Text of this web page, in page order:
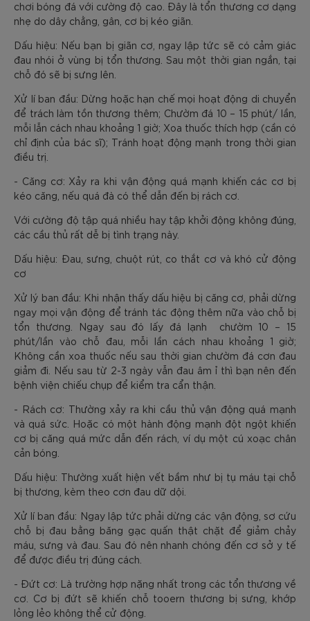
chơi bóng đá với cường độ cao. Đây là tổn thương cơ dạng
nhẹ do dây chằng, gân, cơ bị kéo giãn.
Dấu hiệu: Nếu bạn bị giãn cơ, ngay lập tức sẽ có cảm giác
đau nhói ở vùng bị tổn thương. Sau một thời gian ngắn, tại
chỗ đó sẽ bị sưng lên.
Xử lí ban đầu: Dừng hoặc hạn chế mọi hoạt động di chuyển
để trách làm tồn thương thêm; Chườm đá 10 – 15 phút/ lần,
mỗi lẫn cách nhau khoảng 1 giờ; Xoa thuốc thích hợp (cần có
chỉ định của bác sĩ); Tránh hoạt động mạnh trong thời gian
điều trị.
- Căng cơ: Xảy ra khi vận động quá mạnh khiến các cơ bị
kéo căng, nếu quá đà có thể dẫn đến bị rách cơ.
Với cường độ tập quá nhiều hay tập khởi động không đúng,
các cầu thủ rất dễ bị tình trạng này.
Dấu hiệu: Đau, sưng, chuột rút, co thắt cơ và khó cử động
cơ
Xử lý ban đầu: Khi nhận thấy dấu hiệu bị căng cơ, phải dừng
ngay mọi vận động để tránh tác động thêm nữa vào chỗ bị
tổn thương. Ngay sau đó lấy đá lạnh chườm 10 – 15
phút/lần vào chỗ đau, mỗi lần cách nhau khoảng 1 giờ;
Không cần xoa thuốc nếu sau thời gian chườm đá cơn đau
giảm đi. Nếu sau từ 2-3 ngày vẫn đau âm ỉ thì bạn nên đến
bệnh viện chiếu chụp để kiểm tra cẩn thận.
- Rách cơ: Thường xảy ra khi cầu thủ vận động quá mạnh
và quá sức. Hoặc có một hành động mạnh đột ngột khiến
cơ bị căng quá mức dẫn đến rách, ví dụ một cú xoạc chân
cản bóng.
Dấu hiệu: Thường xuất hiện vết bầm như bị tụ máu tại chỗ
bị thương, kèm theo cơn đau dữ dội.
Xử lí ban đầu: Ngay lập tức phải dừng các vận động, sơ cứu
chỗ bị đau bằng băng gạc quấn thật chặt để giảm chảy
máu, sưng và đau. Sau đó nên nhanh chóng đến cơ sở y tế
để được điều trị đúng cách.
- Đứt cơ: Là trường hợp nặng nhất trong các tổn thương về
cơ. Cơ bị đứt sẽ khiến chỗ tooern thương bị sưng, khớp
lỏng lẻo không thể cử động.